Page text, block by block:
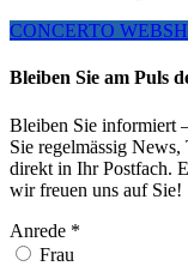
CONCERTO
Bleiben Sie am Puls
Bleiben Sie informiert
Sie regelmässig
direkt in Ihr Postfach.
wir freuen uns auf Sie!
Anrede *
Frau